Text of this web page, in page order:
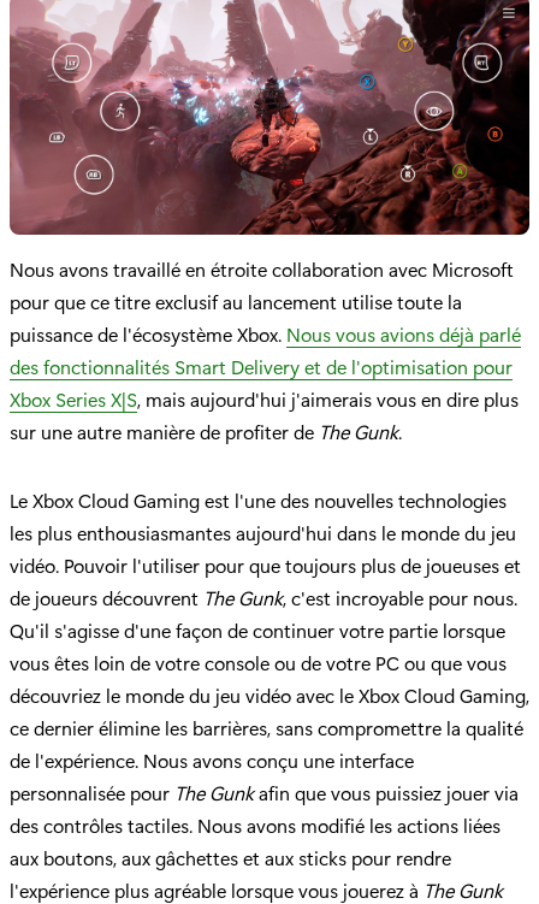
Nous avons travaillé en étroite collaboration avec Microsoft
pour que ce titre exclusif au lancement utilise toute la
puissance de l'écosystème Xbox. Nous vous avions déjà parlé
des fonctionnalités Smart Delivery et de l'optimisation pour
Xbox Series X|S, mais aujourd'hui j'aimerais vous en dire plus
sur une autre manière de profiter de The Gunk.
Le Xbox Cloud Gaming est l'une des nouvelles technologies
les plus enthousiasmantes aujourd'hui dans le monde du jeu
vidéo. Pouvoir l'utiliser pour que toujours plus de joueuses et
de joueurs découvrent The Gunk, c'est incroyable pour nous.
Qu'il s'agisse d'une façon de continuer votre partie lorsque
vous êtes loin de votre console ou de votre PC ou que vous
découvriez le monde du jeu vidéo avec le Xbox Cloud Gaming,
ce dernier élimine les barrières, sans compromettre la qualité
de l'expérience. Nous avons conçu une interface
personnalisée pour The Gunkafin que vous puissiez jouer via
des contrôles tactiles. Nous avons modifié les actions liées
aux boutons, aux gâchettes et aux sticks pour rendre
l'expérience plus agréable lorsque vous jouerez à The Gunk